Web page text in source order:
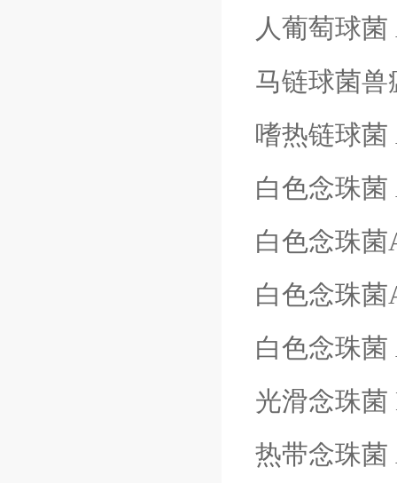
人葡萄球菌
马链球菌兽
嗜热链球菌
白色念珠菌
白色念珠菌
白色念珠菌
白色念珠菌
光滑念珠菌
热带念珠菌